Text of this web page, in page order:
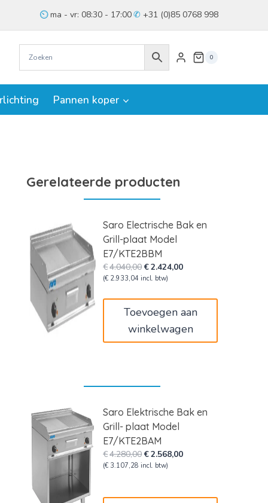
ma - vr: 08:30 - 17:00 +31 (0)85 0768 998
0
Pannen koper
Gerelateerde producten
Saro Electrische Bak en
Grill-plaat Model
E7/KTE2BBM
€4.040,00Oorspronkelijke
prijs
€2.424,00Huidige
(€ 2.933,04 incl. btw)
Toevoegen aan
winkelwagen
Saro Elektrische Bak en
Grill- plaat Model
E7/KTE2BAM
€4.280,00Oorspronkelijke
prijs
€2.568,00Huidige
(€ 3.107,28 incl. btw)